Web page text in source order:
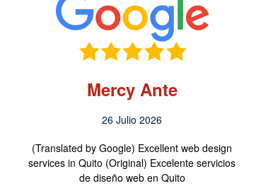
Mercy Ante
26 Julio 2026
(Translated by Google) Excellent web design
services in Quito (Original) Excelente servicios
de diseño web en Quito